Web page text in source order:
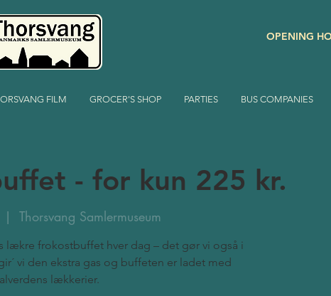
OPENING
FILM GROCER'S SHOP PARTIES BUS COMPANIES
- for kun 225 kr.
|
Thorsvang Samlermuseum
lækre frokostbuffet hver dag – det gør vi også i
vi den ekstra gas og buffeten er ladet med
alverdens lækkerier.